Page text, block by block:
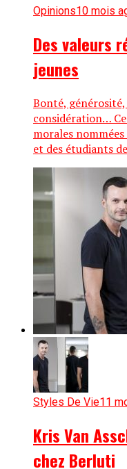
Opinions10 mois
Des valeurs
jeunes
Bonté,
considération…
morales
et des étudiants
Styles De Vie11
Kris Van
chez Berluti